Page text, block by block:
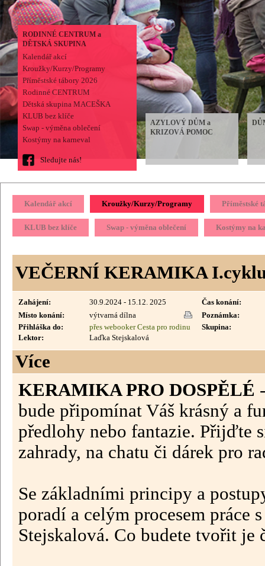
RODINNÉ CENTRUM a
DĚTSKÁ SKUPINA
Kalendář akcí
Kroužky/Kurzy/Programy
Příměstské tábory 2026
Rodinné CENTRUM
Dětská skupina MACEŠKA
KLUB bez klíče
Swap - výměna oblečení
Kostýmy na karneval
Sledujte nás!
AZYLOVÝ DŮM a
KRIZOVÁ POMOC
Kalendář akcí Kroužky/Kurzy/Programy Příměstské
KLUB bez klíče Swap - výměna oblečení Kostýmy na
VEČERNÍ KERAMIKA
Zahájení: 30.9.2024 - 15.12. 2025
Čas konání:
Místo konání:
výtvarná dílna
Poznámka:
Přihláška do:
přes webooker Cesta pro rodinu
Skupina:
Lektor:
Laďka Stejskalová
Více
KERAMIKA PRO DOSPĚLÉ
bude připomínat Váš krásný a
předlohy nebo fantazie. Přijďte
zahrady, na chatu či dárek pro
Se základními principy a
poradí a celým procesem práce
Stejskalová. Co budete tvořit je